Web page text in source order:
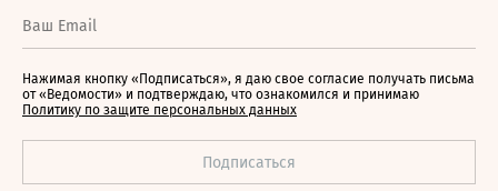
Нажимая кнопку «Подписаться», я даю свое согласие получать письма
от «Ведомости» и подтверждаю, что ознакомился и принимаю
Политику по защите персональных данных